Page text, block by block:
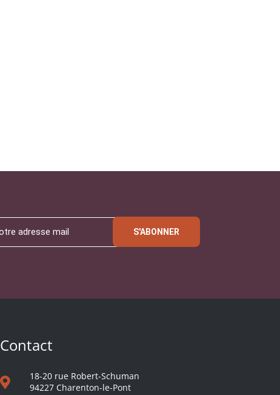
S'ABONNER
Contact
18-20 rue Robert-Schuman
94227 Charenton-le-Pont